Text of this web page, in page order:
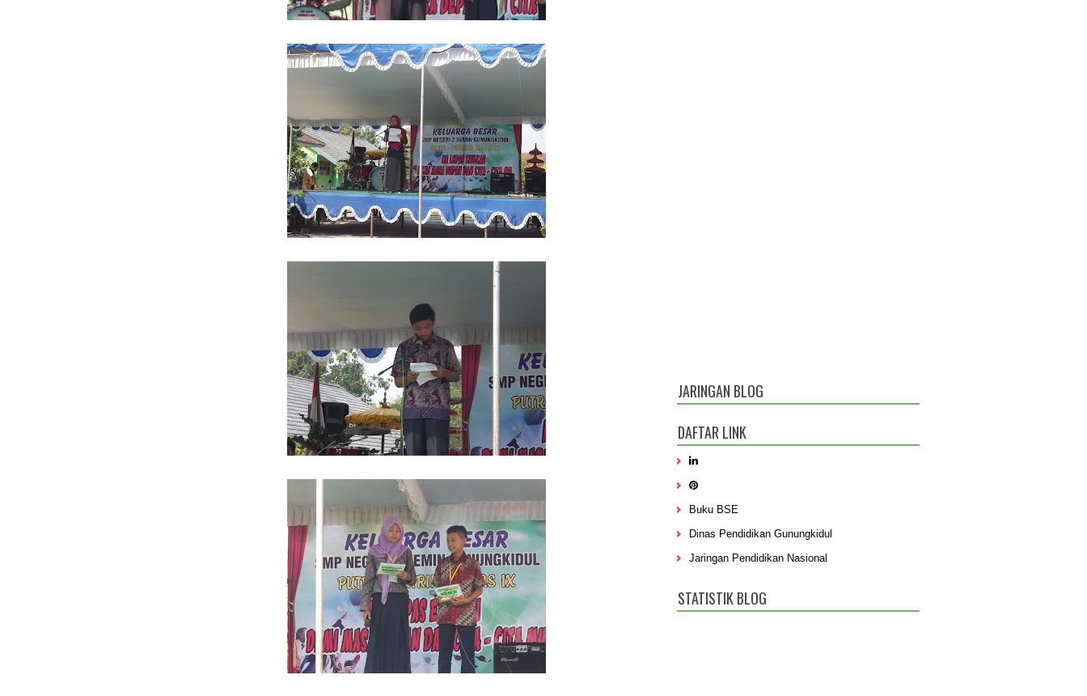
JARINGAN BLOG
DAFTAR LINK
Buku BSE
Dinas Pendidikan Gunungkidul
Jaringan Pendidikan Nasional
STATISTIK BLOG